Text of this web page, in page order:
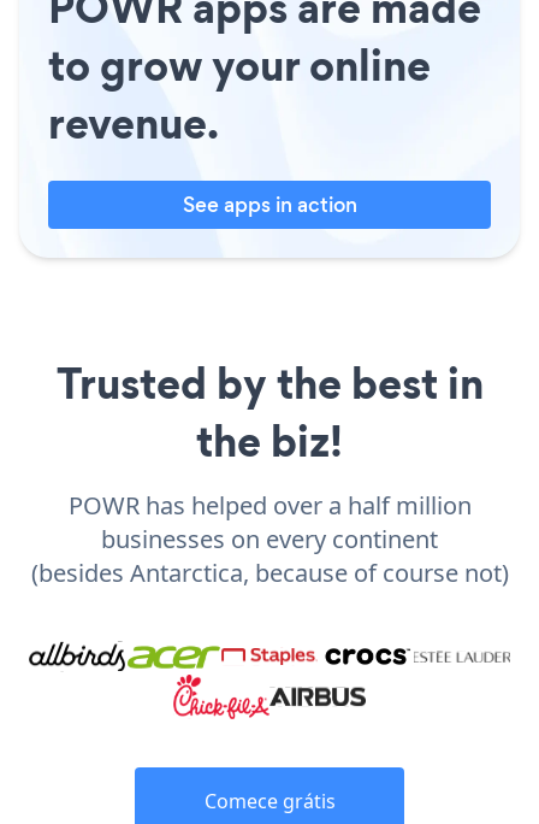
to grow your online
revenue.
See apps in action
Trusted by the best in
the biz!
POWR has helped over a half million
businesses on every continent
(besides Antarctica, because of course not)
Comece grátis